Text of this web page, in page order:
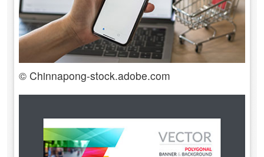
© Chinnapong-stock.adobe.com